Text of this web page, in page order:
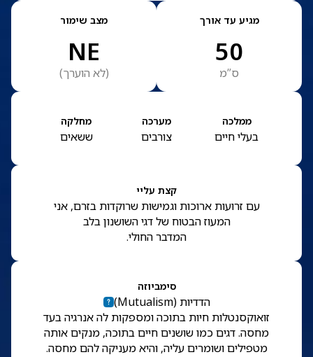
מגיע עד אורך
50
ס”מ
מצב שימור
NE
(לא הוערך)
ממלכה
בעלי חיים
מערכה
צורבים
מחלקה
ששאים
קצת עליי
עם זרועות ארוכות וגמישות שרוקדות בזרם, אני
המעוז הבטוח של דגי השושנון בלב
המדבר החולי.
סימביוזה
הדדיות (
Mutualism
)
זואוקסנטלות חיות בתוכה ומספקות לה אנרגיה בעד
מחסה. דגים כמו שושנים חיים בתוכה, מנקים אותה
מטפילים ושומרים עליה, והיא מעניקה להם מחסה.